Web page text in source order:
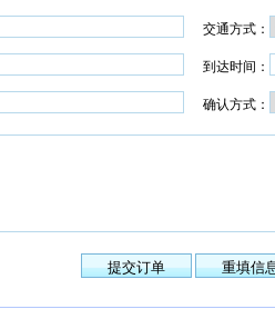
交通方式：
到达时间：
确认方式：